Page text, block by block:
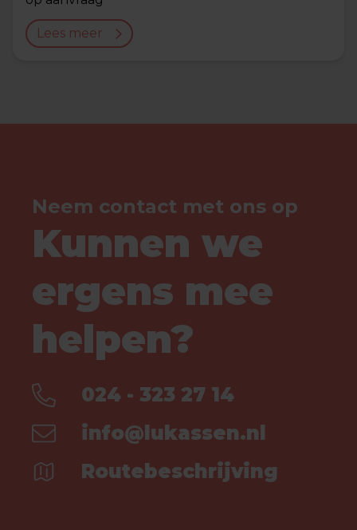
Lees meer
Neem contact met ons op
Kunnen we
ergens mee
helpen?
024 - 323 27 14
info@lukassen.nl
Routebeschrijving